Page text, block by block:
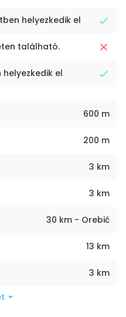
helyezkedik el
található.
el
600 m
200 m
3 km
3 km
30 km - Orebić
13 km
3 km